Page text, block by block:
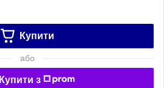
Купити
або
Купити з